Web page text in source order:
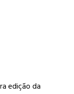
edição da